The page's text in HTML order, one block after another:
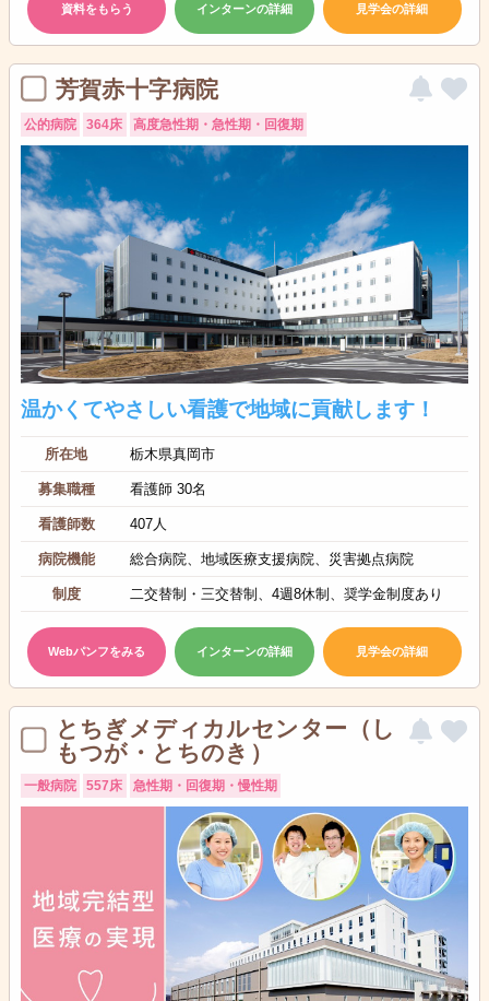
資料をもらう インターンの詳細 見学会の詳細
芳賀赤十字病院
公的病院 364床 高度急性期・急性期・回復期
温かくてやさしい看護で地域に貢献します！
所在地 栃木県真岡市
募集職種 看護師 30名
看護師数 407人
病院機能 総合病院、地域医療支援病院、災害拠点病院
制度 二交替制・三交替制、4週8休制、奨学金制度あり
Webパンフをみる インターンの詳細 見学会の詳細
とちぎメディカルセンター（し
もつが・とちのき）
一般病院 557床 急性期・回復期・慢性期